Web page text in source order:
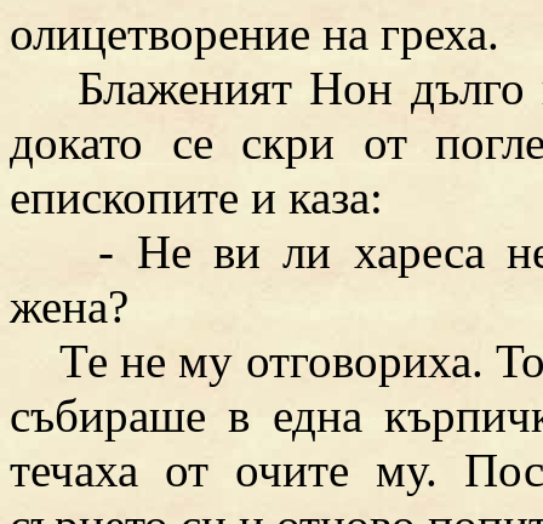
олицетворение на греха.
Блаженият Нон дълго
докато се скри от
епископите и каза:
- Не ви ли хареса
жена?
Те не му отговориха.
събираше в една
течаха от очите му.